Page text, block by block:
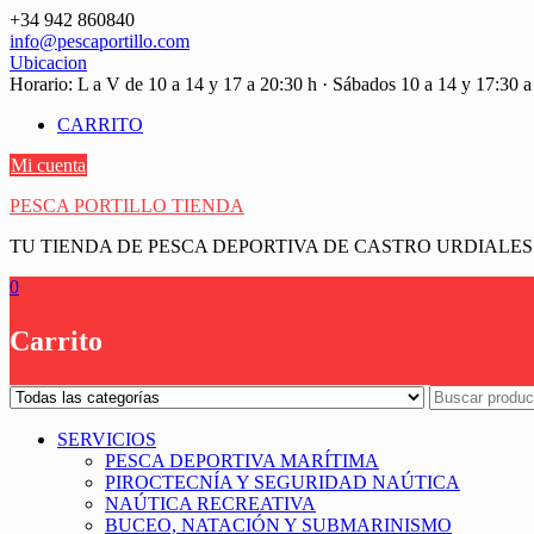
Saltar
contenido
+34 942 860840
info@pescaportillo.com
Ubicacion
Horario: L a V de 10 a 14 y 17 a 20:30 h · Sábados 10 a 14 y 17:30
CARRITO
Mi cuenta
PESCA PORTILLO TIENDA
TU TIENDA DE PESCA DEPORTIVA DE CASTRO URDIALES
0
Carrito
SERVICIOS
PESCA DEPORTIVA MARÍTIMA
PIROCTECNÍA Y SEGURIDAD NAÚTICA
NAÚTICA RECREATIVA
BUCEO, NATACIÓN Y SUBMARINISMO